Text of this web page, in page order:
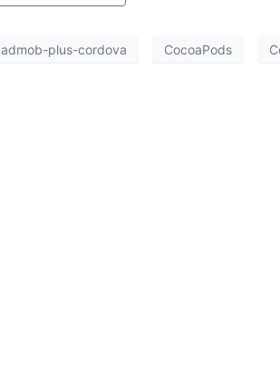
admob-plus-cordova CocoaPods